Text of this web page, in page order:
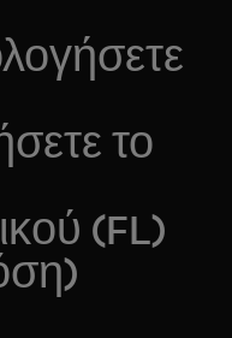
το
(FL)